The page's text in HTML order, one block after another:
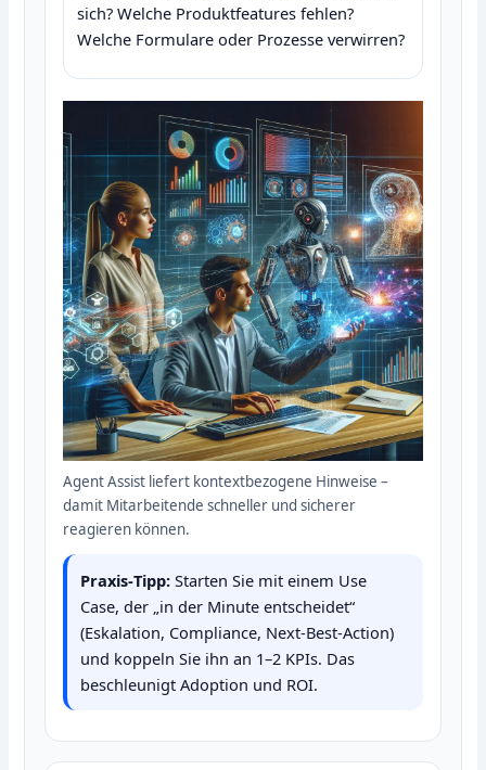
sich? Welche Produktfeatures fehlen?
Welche Formulare oder Prozesse verwirren?
Agent Assist liefert kontextbezogene Hinweise –
damit Mitarbeitende schneller und sicherer
reagieren können.
Praxis‑Tipp: Starten Sie mit einem Use
Case, der „in der Minute entscheidet“
(Eskalation, Compliance, Next‑Best‑Action)
und koppeln Sie ihn an 1–2 KPIs. Das
beschleunigt Adoption und ROI.